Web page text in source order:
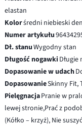
elastan
Kolorśredni niebieski
Numer artykułu
Dł. stanuWygodny stan
Długość nogawki
Dopasowanie w udach
DopasowanieSkinny Fit,
PielęgnacjaPranie w
lewej stronie,Prać z
(Kółko – krzyż), Nie